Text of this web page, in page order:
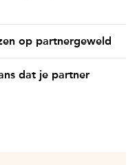
op partnergeweld
dat je partner